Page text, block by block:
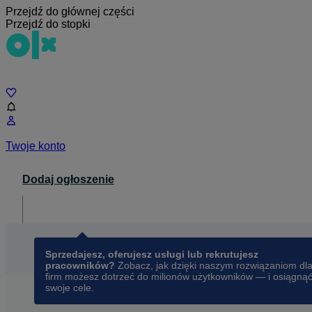
Przejdź do głównej części
Przejdź do stopki
Twoje konto
Dodaj ogłoszenie
Sprzedajesz, oferujesz usługi lub rekrutujesz
pracowników? Zobacz, jak dzięki naszym rozwiązaniom dla
firm możesz dotrzeć do milionów użytkowników — i osiągnąć
swoje cele.